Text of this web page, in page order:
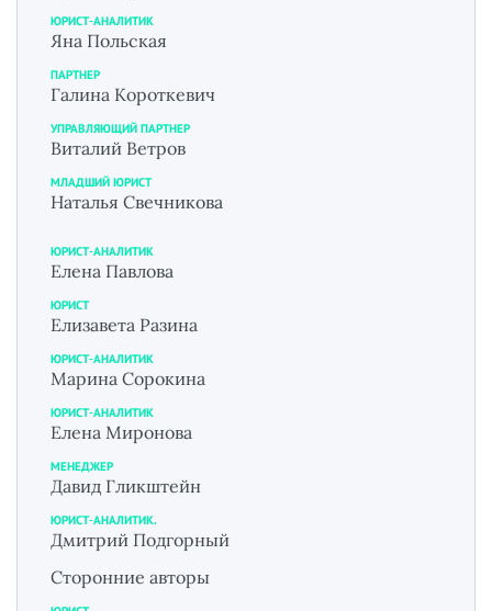
ЮРИСТ-АНАЛИТИК
Яна Польская
ПАРТНЕР
Галина Короткевич
УПРАВЛЯЮЩИЙ ПАРТНЕР
Виталий Ветров
МЛАДШИЙ ЮРИСТ
Наталья Свечникова
ЮРИСТ-АНАЛИТИК
Елена Павлова
ЮРИСТ
Елизавета Разина
ЮРИСТ-АНАЛИТИК
Марина Сорокина
ЮРИСТ-АНАЛИТИК
Елена Миронова
МЕНЕДЖЕР
Давид Гликштейн
ЮРИСТ-АНАЛИТИК.
Дмитрий Подгорный
Сторонние авторы